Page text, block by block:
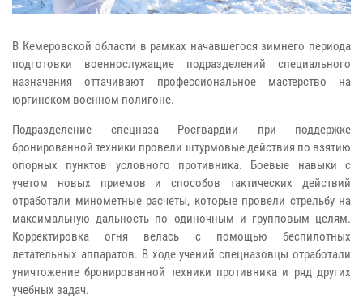
В Кемеровской области в рамках начавшегося зимнего периода
подготовки военнослужащие подразделений специального
назначения оттачивают профессиональное мастерство на
юргинском военном полигоне.
Подразделение спецназа Росгвардии при поддержке
бронированной техники провели штурмовые действия по взятию
опорных пунктов условного противника. Боевые навыки с
учетом новых приемов и способов тактических действий
отработали минометные расчеты, которые провели стрельбу на
максимальную дальность по одиночным и групповым целям.
Корректировка огня велась с помощью беспилотных
летательных аппаратов. В ходе учений спецназовцы отработали
уничтожение бронированной техники противника и ряд других
учебных задач.